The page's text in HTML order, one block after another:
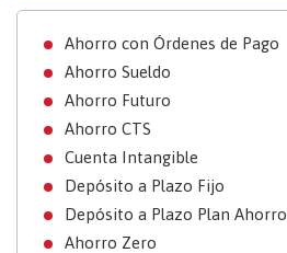
Ahorro con Órdenes de Pago
Ahorro Sueldo
Ahorro Futuro
Ahorro CTS
Cuenta Intangible
Depósito a Plazo Fijo
Depósito a Plazo Plan Ahorro
Ahorro Zero